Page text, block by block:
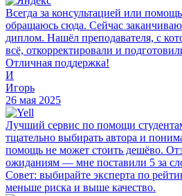
Всегда за консультацией или
обращаюсь сюда. Сейчас
диплом. Нашёл преподавателя, с
всё, откорректировали и
Отличная поддержка!
И
Игорь
26 мая 2025
Лучший сервис по помощи
тщательно выбирать автора и
помощь не может стоить дешёво.
ожиданиям — мне поставили 5 за
Совет: выбирайте эксперта по
меньше риска и выше качество.